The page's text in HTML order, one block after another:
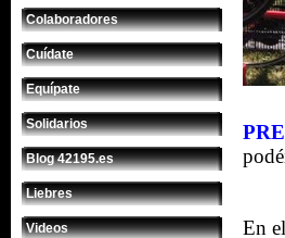
Colaboradores
Cuídate
Equípate
Solidarios
Blog 42195.es
Liebres
Videos En el